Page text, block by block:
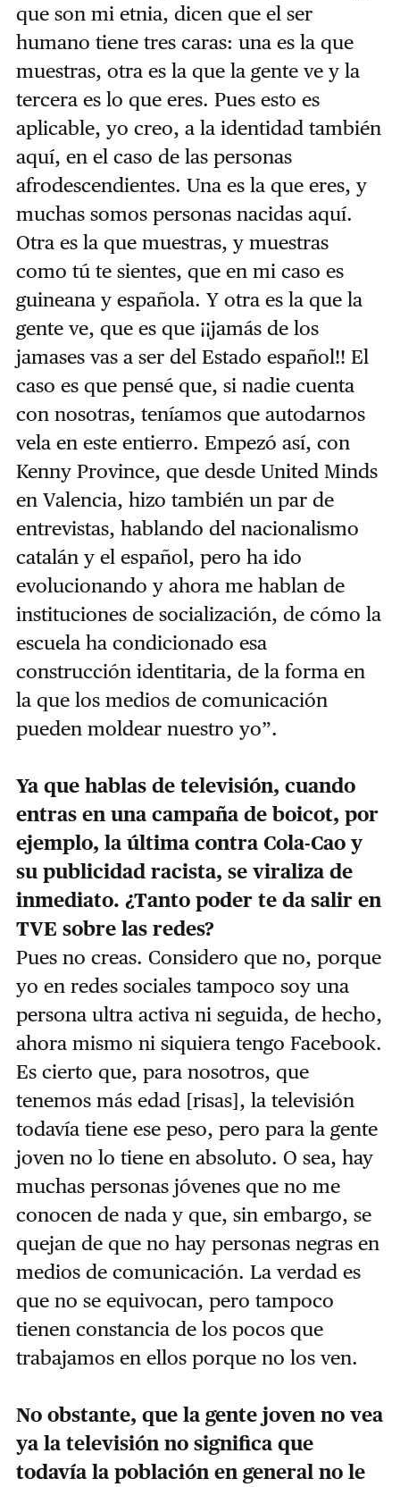
que son mi etnia, dicen que el ser
humano tiene tres caras: una es la que
muestras, otra es la que la gente ve y la
tercera es lo que eres. Pues esto es
aplicable, yo creo, a la identidad también
aquí, en el caso de las personas
afrodescendientes. Una es la que eres, y
muchas somos personas nacidas aquí.
Otra es la que muestras, y muestras
como tú te sientes, que en mi caso es
guineana y española. Y otra es la que la
gente ve, que es que ¡¡jamás de los
jamases vas a ser del Estado español!! El
caso es que pensé que, si nadie cuenta
con nosotras, teníamos que autodarnos
vela en este entierro. Empezó así, con
Kenny Province, que desde United Minds
en Valencia, hizo también un par de
entrevistas, hablando del nacionalismo
catalán y el español, pero ha ido
evolucionando y ahora me hablan de
instituciones de socialización, de cómo la
escuela ha condicionado esa
construcción identitaria, de la forma en
la que los medios de comunicación
pueden moldear nuestro yo”.
Ya que hablas de televisión, cuando
entras en una campaña de boicot, por
ejemplo, la última contra Cola-Cao y
su publicidad racista, se viraliza de
inmediato. ¿Tanto poder te da salir en
TVE sobre las redes?
Pues no creas. Considero que no, porque
yo en redes sociales tampoco soy una
persona ultra activa ni seguida, de hecho,
ahora mismo ni siquiera tengo Facebook.
Es cierto que, para nosotros, que
tenemos más edad [risas], la televisión
todavía tiene ese peso, pero para la gente
joven no lo tiene en absoluto. O sea, hay
muchas personas jóvenes que no me
conocen de nada y que, sin embargo, se
quejan de que no hay personas negras en
medios de comunicación. La verdad es
que no se equivocan, pero tampoco
tienen constancia de los pocos que
trabajamos en ellos porque no los ven.
No obstante, que la gente joven no vea
ya la televisión no significa que
todavía la población en general no le